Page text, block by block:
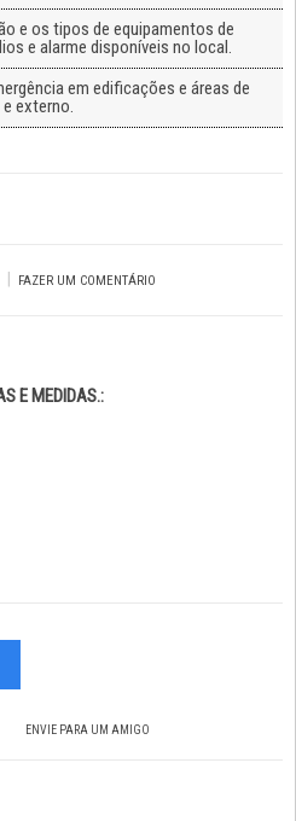
e os tipos de equipamentos de
e alarme disponíveis no local.
em edificações e áreas de
externo.
| FAZER UM COMENTÁRIO
E MEDIDAS.:
ENVIE PARA UM AMIGO